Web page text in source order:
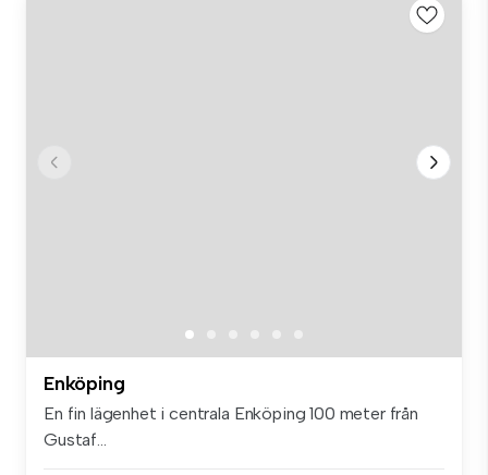
Enköping
En fin lägenhet i centrala Enköping 100 meter från
Gustaf...